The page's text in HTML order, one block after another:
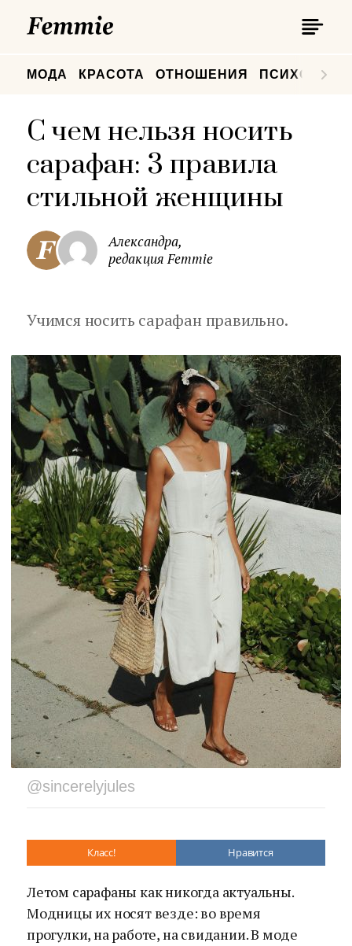
МОДА КРАСОТА ОТНОШЕНИЯ
С чем нельзя носить
сарафан: 3 правила
стильной женщины
Александра,
редакция Femmie
Учимся носить сарафан правильно.
@sincerelyjules
Класс! Нравится
Летом сарафаны как никогда актуальны.
Модницы их носят везде: во время
прогулки, на работе, на свидании. В моде